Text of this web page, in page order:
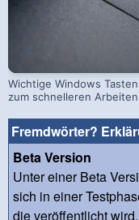
Wichtige Windows
zum schnelleren
Fremdwörter?
Beta Version
Unter einer Beta
sich in einer
die veröffentlicht